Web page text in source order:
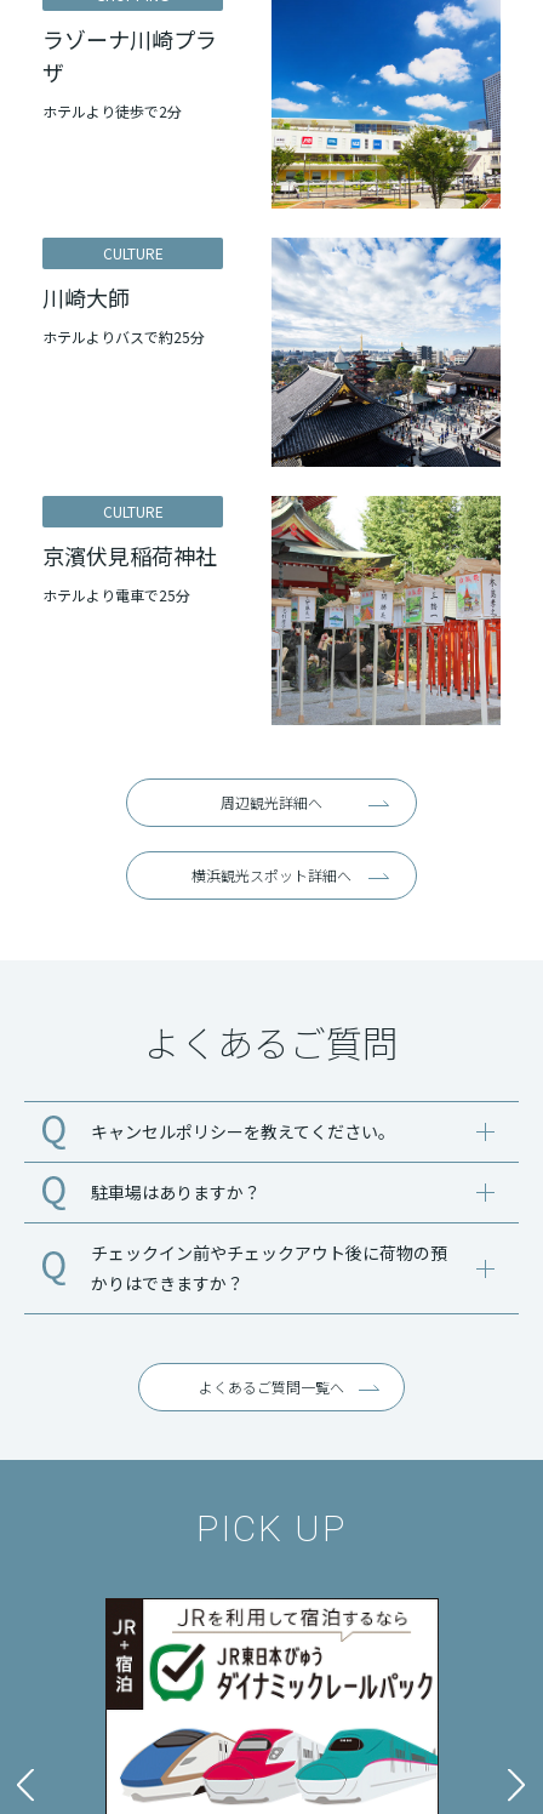
ラゾーナ川崎プラ
ザ
ホテルより徒歩で2分
CULTURE
川崎大師
ホテルよりバスで約25分
CULTURE
京濱伏見稲荷神社
ホテルより電車で25分
周辺観光詳細へ
横浜観光スポット詳細へ
よくあるご質問
キャンセルポリシーを教えてください。
駐車場はありますか？
チェックイン前やチェックアウト後に荷物の預
かりはできますか？
よくあるご質問一覧へ
PICK UP